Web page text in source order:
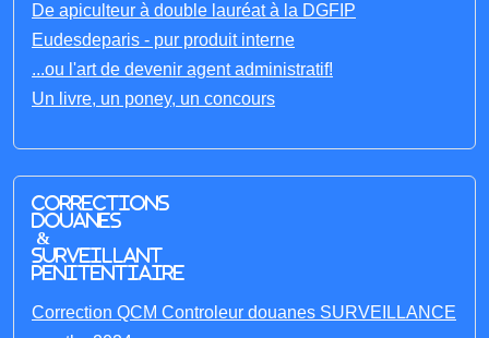
De apiculteur à double lauréat à la DGFIP
Eudesdeparis - pur produit interne
...ou l'art de devenir agent administratif!
Un livre, un poney, un concours
Corrections
Douanes
&
Surveillant
penitentiaire
Correction QCM Controleur douanes SURVEILLANCE